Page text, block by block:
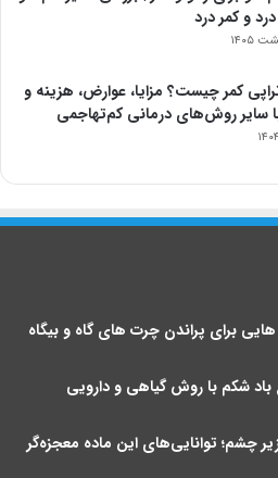
درد و کمر درد
کمر چیست؟ مزایا، عوارض، هزینه و
سایر روش‌های درمانی کم‌تهاجمی
برای پراندن چرت های گاه و بیگاه
شکم با روش گیاهی و دارویی
چشم؛ توانایی‌های این ماده معجزه‌گر